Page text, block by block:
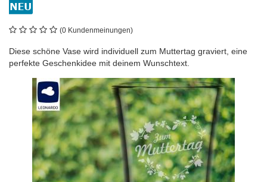
(0 Kundenmeinungen)
Diese schöne Vase wird individuell zum Muttertag graviert, eine
perfekte Geschenkidee mit deinem Wunschtext.